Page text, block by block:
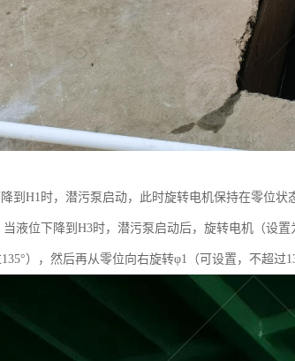
到H1时，潜污泵启动，此时旋转电机保持在零位
液位下降到H3时，潜污泵启动后，旋转电机（设
），然后再从零位向右旋转φ1（可设置，不超过